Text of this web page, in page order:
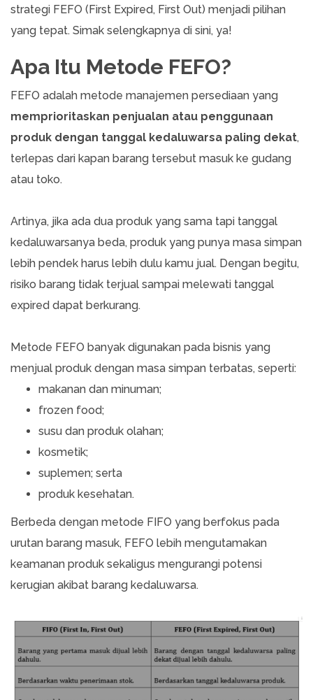
strategi FEFO (First Expired, First Out) menjadi pilihan
yang tepat. Simak selengkapnya di sini, ya!
Apa Itu Metode FEFO?
FEFO adalah metode manajemen persediaan yang
memprioritaskan penjualan atau penggunaan
produk dengan tanggal kedaluwarsa paling dekat,
terlepas dari kapan barang tersebut masuk ke gudang
atau toko.
Artinya, jika ada dua produk yang sama tapi tanggal
kedaluwarsanya beda, produk yang punya masa simpan
lebih pendek harus lebih dulu kamu jual. Dengan begitu,
risiko barang tidak terjual sampai melewati tanggal
expired dapat berkurang.
Metode FEFO banyak digunakan pada bisnis yang
menjual produk dengan masa simpan terbatas, seperti:
makanan dan minuman;
frozen food;
susu dan produk olahan;
kosmetik;
suplemen; serta
produk kesehatan.
Berbeda dengan metode FIFO yang berfokus pada
urutan barang masuk, FEFO lebih mengutamakan
keamanan produk sekaligus mengurangi potensi
kerugian akibat barang kedaluwarsa.